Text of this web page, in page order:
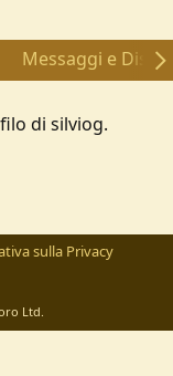
Messaggi e
di silviog.
sulla Privacy
Ltd.